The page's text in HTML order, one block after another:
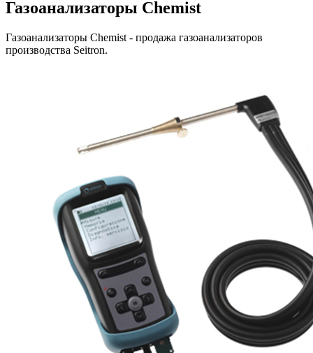
Газоанализаторы Chemist
Газоанализаторы Chemist - продажа газоанализаторов
производства Seitron.